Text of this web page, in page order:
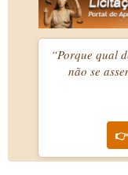
“Porque qual
não se